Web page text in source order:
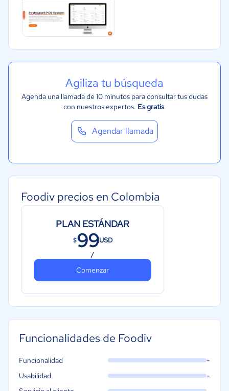
Agiliza tu búsqueda
Agenda una llamada de 10 minutos para consultar tus dudas
con nuestros expertos. Es gratis.
Agendar llamada
Foodiv precios en Colombia
PLAN ESTÁNDAR
$99USD
/
Comenzar
Funcionalidades de Foodiv
Funcionalidad -
Usabilidad -